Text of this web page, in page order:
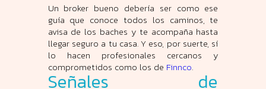
Un broker bueno debería ser como ese
guía que conoce todos los caminos, te
avisa de los baches y te acompaña hasta
llegar seguro a tu casa. Y eso, por suerte, sí
lo hacen profesionales cercanos y
comprometidos como los de Finnco.
Señales de